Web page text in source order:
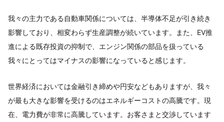
我々の主力である自動車関係については、半導体不足が引き続き
影響しており、相変わらず生産調整が続いています。また、EV推
進による既存投資の抑制で、エンジン関係の部品を扱っている
我々にとってはマイナスの影響になっていると感じます。
世界経済においては金融引き締めや円安などもありますが、我々
が最も大きな影響を受けるのはエネルギーコストの高騰です。現
在、電力費が非常に高騰しています。お客さまと交渉しています